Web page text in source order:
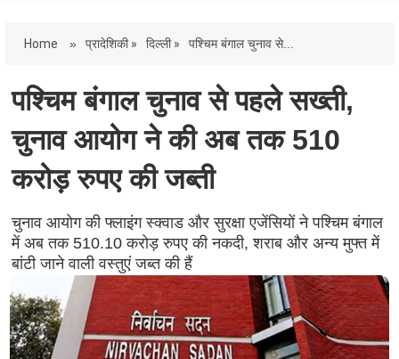
Home » प्रादेशिकी » दिल्ली » पश्चिम बंगाल चुनाव से...
पश्चिम बंगाल चुनाव से पहले सख्ती,
चुनाव आयोग ने की अब तक 510
करोड़ रुपए की जब्ती
चुनाव आयोग की फ्लाइंग स्क्वाड और सुरक्षा एजेंसियों ने पश्चिम बंगाल
में अब तक 510.10 करोड़ रुपए की नकदी, शराब और अन्य मुफ्त में
बांटी जाने वाली वस्तुएं जब्त की हैं